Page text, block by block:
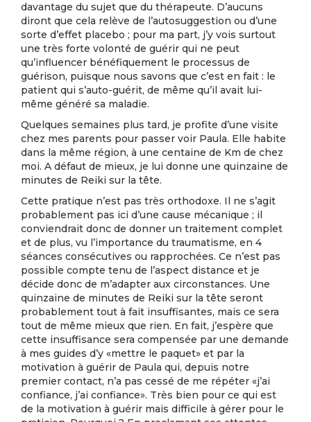
davantage du sujet que du thérapeute. D’aucuns
diront que cela relève de l’autosuggestion ou d’une
sorte d’effet placebo ; pour ma part, j’y vois surtout
une très forte volonté de guérir qui ne peut
qu’influencer bénéfiquement le processus de
guérison, puisque nous savons que c’est en fait : le
patient qui s’auto-guérit, de même qu’il avait lui-
même généré sa maladie.
Quelques semaines plus tard, je profite d’une visite
chez mes parents pour passer voir Paula. Elle habite
dans la même région, à une centaine de Km de chez
moi. A défaut de mieux, je lui donne une quinzaine de
minutes de Reiki sur la tête.
Cette pratique n’est pas très orthodoxe. Il ne s’agit
probablement pas ici d’une cause mécanique ; il
conviendrait donc de donner un traitement complet
et de plus, vu l’importance du traumatisme, en 4
séances consécutives ou rapprochées. Ce n’est pas
possible compte tenu de l’aspect distance et je
décide donc de m’adapter aux circonstances. Une
quinzaine de minutes de Reiki sur la tête seront
probablement tout à fait insuffisantes, mais ce sera
tout de même mieux que rien. En fait, j’espère que
cette insuffisance sera compensée par une demande
à mes guides d’y «mettre le paquet» et par la
motivation à guérir de Paula qui, depuis notre
premier contact, n’a pas cessé de me répéter «j’ai
confiance, j’ai confiance». Très bien pour ce qui est
de la motivation à guérir mais difficile à gérer pour le